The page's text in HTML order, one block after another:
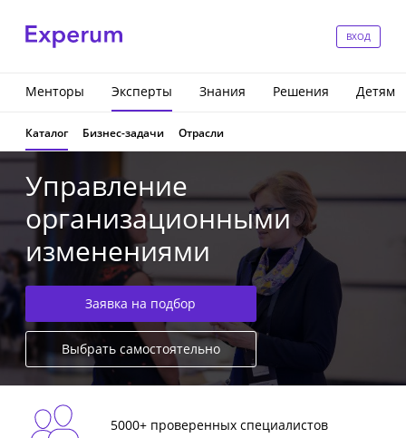
ВХОД
Менторы Эксперты Знания Решения Детям
Каталог Бизнес-задачи Отрасли
Управление
организационными
изменениями
Заявка на подбор
Выбрать самостоятельно
5000+ проверенных специалистов